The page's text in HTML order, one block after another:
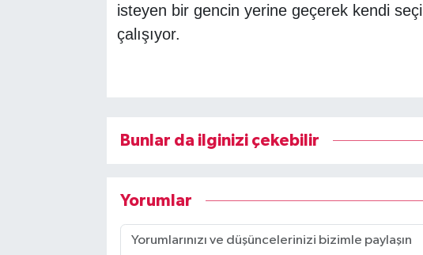
isteyen bir gencin yerine geçerek kendi
çalışıyor.
Bunlar da ilginizi çekebilir
Yorumlar